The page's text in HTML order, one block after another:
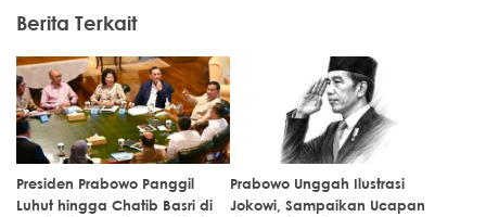
Berita Terkait
Presiden Prabowo Panggil
Luhut hingga Chatib Basri di
Prabowo Unggah Ilustrasi
Jokowi, Sampaikan Ucapan